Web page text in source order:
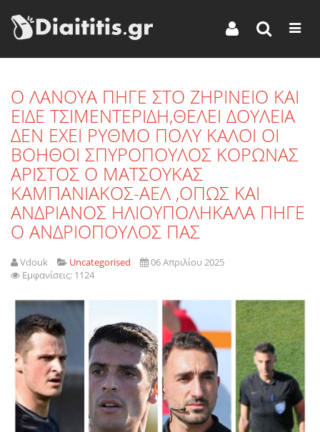
O ΛΑΝΟΥΑ ΠΗΓΕ ΣΤΟ ΖΗΡΙΝΕΙΟ ΚΑΙ
ΕΙΔΕ ΤΣΙΜΕΝΤΕΡΙΔΗ,ΘΕΛΕΙ ΔΟΥΛΕΙΑ
ΔΕΝ ΕΧΕΙ ΡΥΘΜΟ ΠΟΛΥ ΚΑΛΟΙ ΟΙ
ΒΟΗΘΟΙ ΣΠΥΡΟΠΟΥΛΟΣ ΚΟΡΩΝΑΣ
ΑΡΙΣΤΟΣ Ο ΜΑΤΣΟΥΚΑΣ
ΚΑΜΠΑΝΙΑΚΟΣ-ΑΕΛ ,ΟΠΩΣ ΚΑΙ
ΑΝΔΡΙΑΝΟΣ ΗΛΙΟΥΠΟΛΗΚΑΛΑ ΠΗΓΕ
Ο ΑΝΔΡΙΟΠΟΥΛΟΣ ΠΑΣ
Vdouk Uncategorised
06 Απριλίου 2025
Εμφανίσεις: 1124